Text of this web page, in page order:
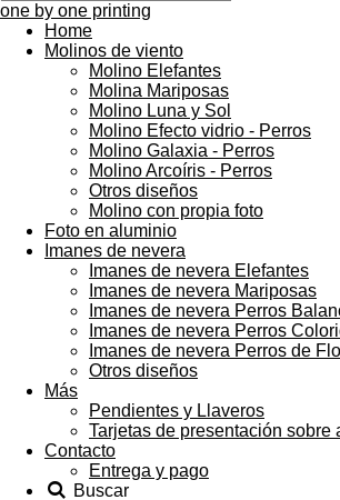
one by one printing
Home
Molinos de viento
Molino Elefantes
Molina Mariposas
Molino Luna y Sol
Molino Efecto vidrio - Perros
Molino Galaxia - Perros
Molino Arcoíris - Perros
Otros diseños
Molino con propia foto
Foto en aluminio
Imanes de nevera
Imanes de nevera Elefantes
Imanes de nevera Mariposas
Imanes de nevera Perros
Imanes de nevera Perros
Imanes de nevera Perros de
Otros diseños
Más
Pendientes y Llaveros
Tarjetas de presentación sobre
Contacto
Entrega y pago
Buscar